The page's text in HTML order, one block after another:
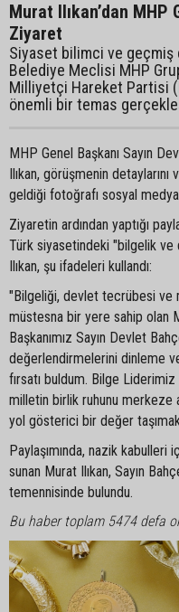
Murat Ilıkan’dan
Ziyaret
Siyaset bilimci ve geçmiş
Belediye Meclisi MHP
Milliyetçi Hareket Partisi
önemli bir temas
MHP Genel Başkanı Sayın
Ilıkan, görüşmenin
geldiği fotoğrafı sosyal
Ziyaretin ardından yaptığı
Türk siyasetindeki "bilgelik
Ilıkan, şu ifadeleri kullandı:
"Bilgeliği, devlet tecrübesi ve
müstesna bir yere sahip olan
Başkanımız Sayın Devlet
değerlendirmelerini dinleme
fırsatı buldum. Bilge Liderimiz
milletin birlik ruhunu merkeze
yol gösterici bir değer
Paylaşımında, nazik kabulleri
sunan Murat Ilıkan, Sayın
temennisinde bulundu.
Bu haber toplam 5474 defa